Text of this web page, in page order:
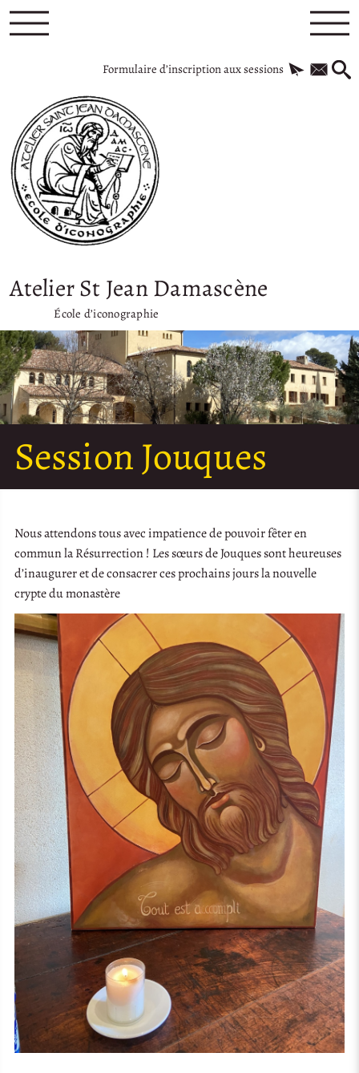
Formulaire d’inscription aux sessions
Atelier St Jean Damascène
École d’iconographie
Session Jouques
Nous attendons tous avec impatience de pouvoir fêter en
commun la Résurrection ! Les sœurs de Jouques sont heureuses
d’inaugurer et de consacrer ces prochains jours la nouvelle
crypte du monastère